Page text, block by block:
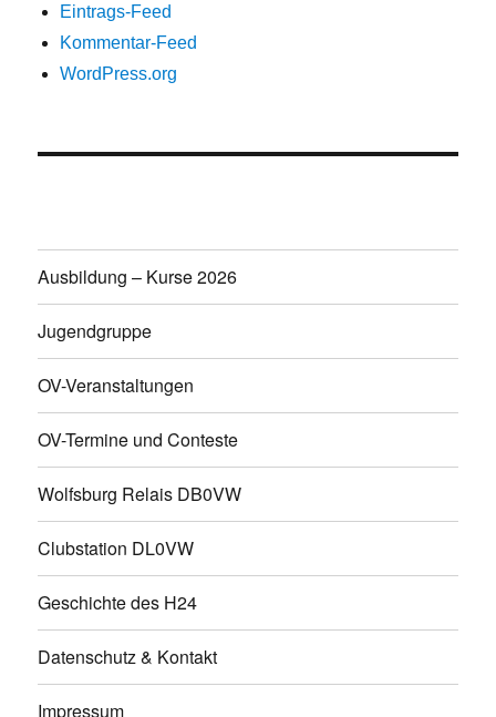
Eintrags-Feed
Kommentar-Feed
WordPress.org
Ausbildung – Kurse 2026
Jugendgruppe
OV-Veranstaltungen
OV-Termine und Conteste
Wolfsburg Relais DB0VW
Clubstation DL0VW
Geschichte des H24
Datenschutz & Kontakt
Impressum